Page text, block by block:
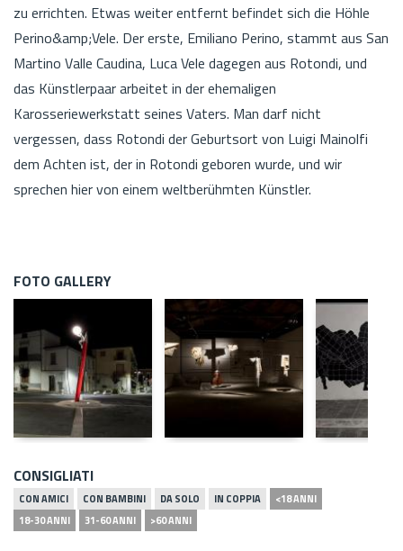
zu errichten. Etwas weiter entfernt befindet sich die Höhle
Perino&amp;Vele. Der erste, Emiliano Perino, stammt aus San
Martino Valle Caudina, Luca Vele dagegen aus Rotondi, und
das Künstlerpaar arbeitet in der ehemaligen
Karosseriewerkstatt seines Vaters. Man darf nicht
vergessen, dass Rotondi der Geburtsort von Luigi Mainolfi
dem Achten ist, der in Rotondi geboren wurde, und wir
sprechen hier von einem weltberühmten Künstler.
FOTO GALLERY
CONSIGLIATI
CON AMICI CON BAMBINI DA SOLO IN COPPIA
<18 ANNI
18-30 ANNI
31-60 ANNI >60 ANNI